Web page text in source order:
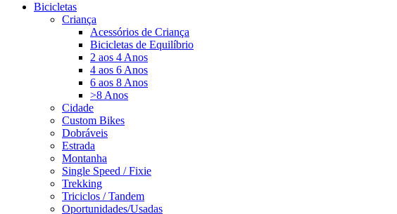
Bicicletas
Criança
Acessórios de Criança
Bicicletas de Equilíbrio
2 aos 4 Anos
4 aos 6 Anos
6 aos 8 Anos
>8 Anos
Cidade
Custom Bikes
Dobráveis
Estrada
Montanha
Single Speed / Fixie
Trekking
Triciclos / Tandem
Oportunidades/Usadas